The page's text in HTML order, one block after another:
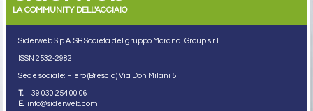
LA COMMUNITY DELL'ACCIAIO
Siderweb S.p.A. SB Società del gruppo Morandi Group s.r.l.
ISSN 2532-2982
Sede sociale: Flero (Brescia) Via Don Milani 5
T. +39 030 254 00 06
E. info@siderweb.com